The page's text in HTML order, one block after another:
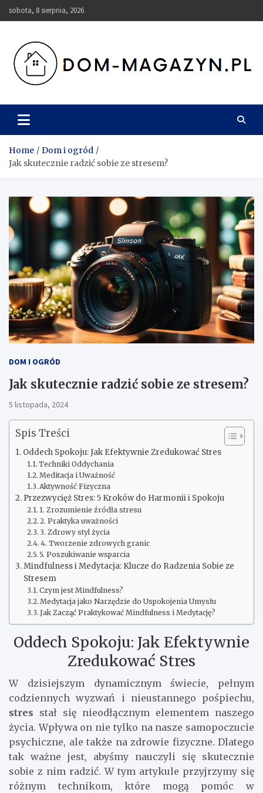
Skip
to
sobota, 8 sierpnia, 2026
Dom-Magazyn.pl
Home
Dom i ogród
Jak skutecznie radzić sobie ze stresem?
DOM I OGRÓD
Jak skutecznie radzić sobie ze stresem?
5 listopada, 2024
Spis Treści
Oddech Spokoju: Jak Efektywnie Zredukować Stres
Techniki Oddychania
Meditacja i Uważność
Aktywność Fizyczna
Przezwycięż Stres: 5 Kroków do Harmonii i Spokoju
1. Zrozumienie źródła stresu
2. Praktyka uważności
3. Zdrowy styl życia
4. Tworzenie zdrowych granic
5. Poszukiwanie wsparcia
Mindfulness i Medytacja: Klucze do Radzenia Sobie ze
Stresem
Czym jest Mindfulness?
Medytacja jako Narzędzie do Uspokojenia Umysłu
Jak Zacząć Praktykować Mindfulness i Medytację?
Oddech Spokoju: Jak Efektywnie
Zredukować Stres
W dzisiejszym dynamicznym świecie, pełnym
codziennych wyzwań i nieustannego pośpiechu,
stres stał się nieodłącznym elementem naszego
życia. Wpływa on nie tylko na nasze samopoczucie
psychiczne, ale także na zdrowie fizyczne. Dlatego
tak ważne jest, abyśmy nauczyli się skutecznie
sobie z nim radzić. W tym artykule przyjrzymy się
różnym technikom, które mogą pomóc w